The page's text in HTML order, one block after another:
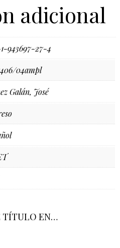
adicional
943697-27-4
04ampl
Galán, José
TÍTULO EN…